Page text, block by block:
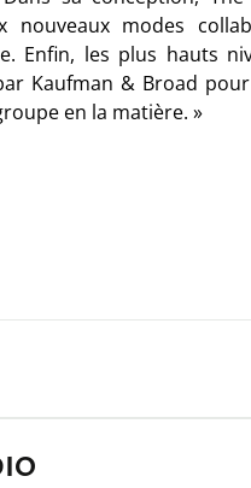
nouveaux modes
Enfin, les plus hauts
Kaufman & Broad
en la matière. »